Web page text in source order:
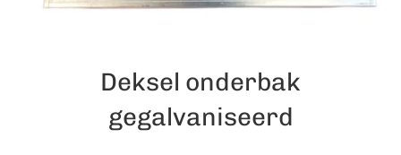
Deksel onderbak
gegalvaniseerd